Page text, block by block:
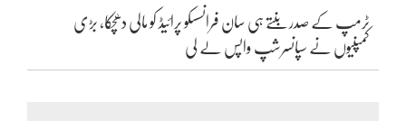
ٹرمپ کے صدر بنتے ہی سان فرانسسکو پرائیڈ کو مالی دھچکا، بڑی
کمپنیوں نے سپانسرشپ واپس لے لی